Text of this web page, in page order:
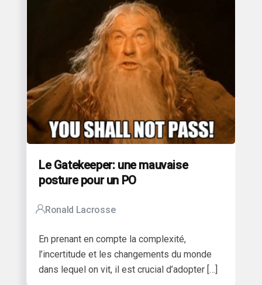
Le Gatekeeper: une mauvaise
posture pour un PO
Ronald Lacrosse
En prenant en compte la complexité,
l’incertitude et les changements du monde
dans lequel on vit, il est crucial d’adopter […]